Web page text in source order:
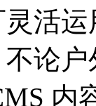
活
论
内